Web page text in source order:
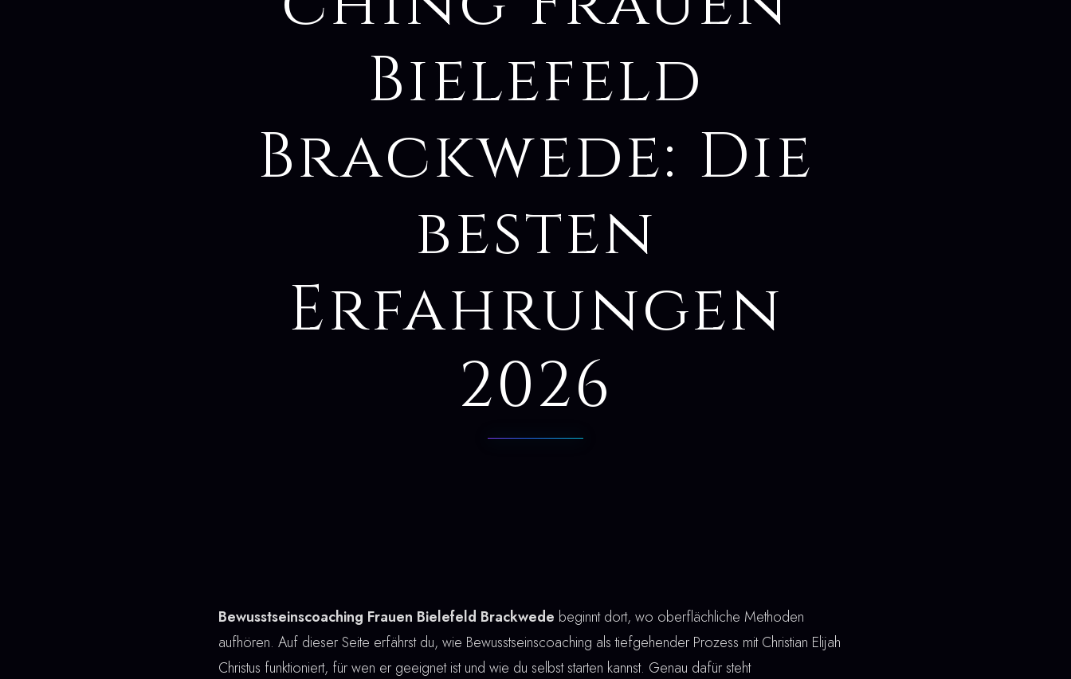
Bielefeld
Brackwede: Die
besten
Erfahrungen
2026
Bewusstseinscoaching Frauen Bielefeld Brackwede beginnt dort, wo oberflächliche Methoden
aufhören. Auf dieser Seite erfährst du, wie Bewusstseinscoaching als tiefgehender Prozess mit Christian Elijah
Christus funktioniert, für wen er geeignet ist und wie du selbst starten kannst. Genau dafür steht